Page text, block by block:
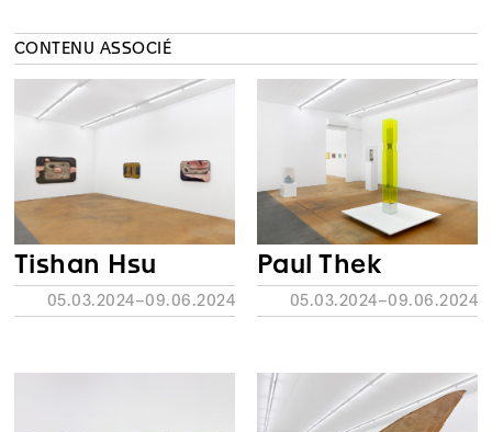
CONTENU ASSOCIÉ
Tishan Hsu
05.03.2024–09.06.2024
Paul Thek
05.03.2024–09.06.2024